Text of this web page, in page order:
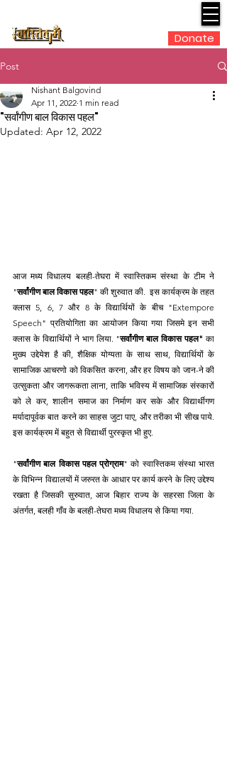
Donate
Post
"सर्वांगीण बाल विकास पहल"
Nishant Balgovind
Apr 11, 2022 1 min read
Updated: Apr 12, 2022
आज मध्य विधालय बलही-तेघरा में स्वास्तिकम संस्था के टीम ने
"सर्वांगीण बाल विकास पहल" की शुरुवात की.  इस कार्यक्रम के तहत
क्लास 5, 6, 7 और 8 के विद्यार्थियों के बीच "Extempore
Speech" प्रतियोगिता का आयोजन किया गया जिसमे इन सभी
क्लास के विद्यार्थियों ने भाग लिया. "सर्वांगीण बाल विकास पहल" का
मुख्य उद्देयेश है की, शैक्षिक योग्यता के साथ साथ, विद्यार्थियों के
सामाजिक आचरणो को विकसित करना, और हर विषय को जान-ने की
उत्सुकता और जागरूकता लाना, ताकि भविस्य में सामाजिक संस्कारों
को ले कर, शालीन समाज का निर्माण कर सके और विद्यार्थीगण
मर्यादापूर्वक बात करने का साहस जुटा पाए, और तरीका भी सीख पाये.
इस कार्यक्रम में बहुत से विद्यार्थी पुरस्कृत भी हुए.
"सर्वांगीण बाल विकास पहल प्रोग्राम" को स्वास्तिकम संस्था भारत
के विभिन्न विद्यालयों में जरुरत के आधार पर कार्य करने के लिए उद्देश्य
रखता है जिसकी सुरुवात, आज बिहार राज्य के सहरसा जिला के
अंतर्गत, बलही गाँव के बलही-तेघरा मध्य विधालय से किया गया.